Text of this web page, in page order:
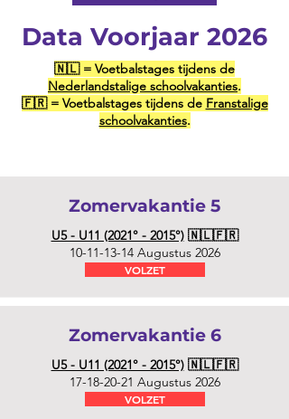
Data Voorjaar 2026
🇳🇱 = Voetbalstages tijdens de
Nederlandstalige schoolvakanties.
🇫🇷 = Voetbalstages tijdens de Franstalige
schoolvakanties.
Zomervakantie 5
U5 - U11 (2021° - 2015°)🇳🇱🇫🇷
10-11-13-14Augustus 2026
VOLZET
Zomervakantie 6
U5 - U11 (2021° - 2015°)🇳🇱🇫🇷
17-18-20-21 Augustus 2026
VOLZET